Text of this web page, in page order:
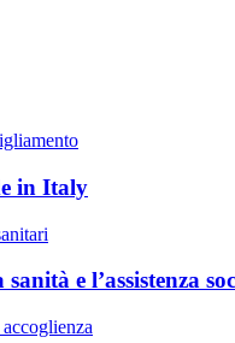
in Italy
e l’assistenza